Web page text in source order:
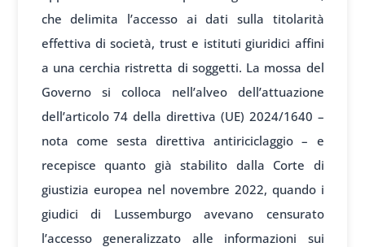
che delimita l’accesso ai dati sulla titolarità
effettiva di società, trust e istituti giuridici affini
a una cerchia ristretta di soggetti. La mossa del
Governo si colloca nell’alveo dell’attuazione
dell’articolo 74 della direttiva (UE) 2024/1640 –
nota come sesta direttiva antiriciclaggio – e
recepisce quanto già stabilito dalla Corte di
giustizia europea nel novembre 2022, quando i
giudici di Lussemburgo avevano censurato
l’accesso generalizzato alle informazioni sui